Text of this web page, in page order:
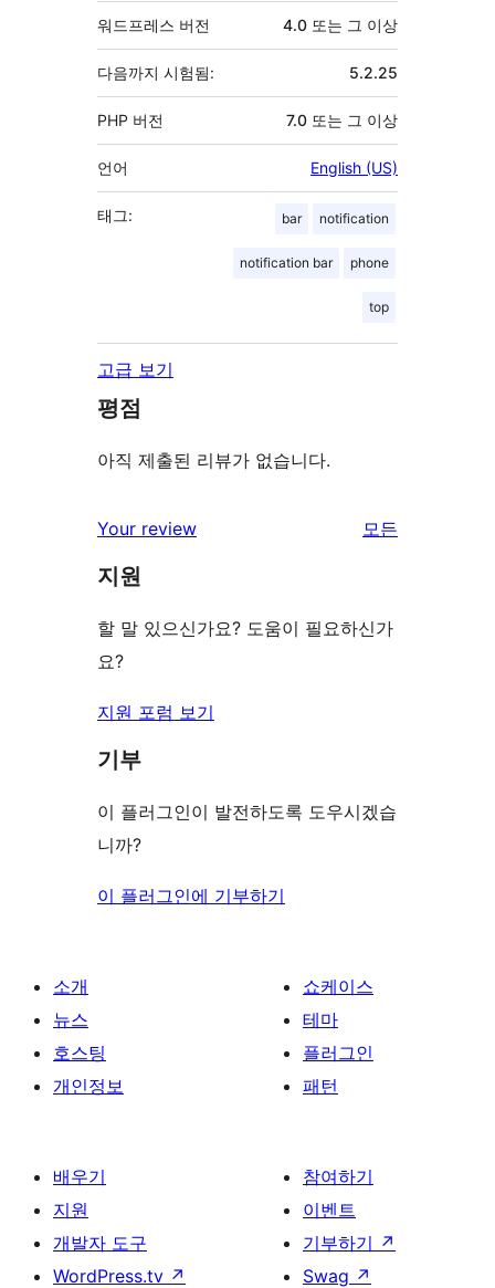
워드프레스 버전 4.0 또는 그 이상
다음까지 시험됨: 5.2.25
PHP 버전 7.0 또는 그 이상
언어 English (US)
태그: bar notification
notification bar phone
top
고급 보기
평점
아직 제출된 리뷰가 없습니다.
Your review 모든
지원
할 말 있으신가요? 도움이 필요하신가
요?
지원 포럼 보기
기부
이 플러그인이 발전하도록 도우시겠습
니까?
이 플러그인에 기부하기
소개
뉴스
호스팅
개인정보
쇼케이스
테마
플러그인
패턴
배우기
지원
개발자 도구
WordPress.tv ↗
참여하기
이벤트
기부하기 ↗
Swag ↗